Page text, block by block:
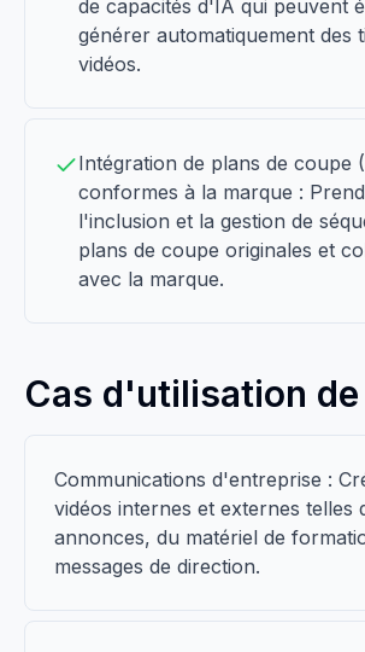
de capacités d'IA qui peuvent
générer automatiquement des
vidéos.
Intégration de plans de coupe
conformes à la marque :
l'inclusion et la gestion de
plans de coupe originales et
avec la marque.
Cas d'utilisation
Communications d'entreprise :
vidéos internes et externes telles
annonces, du matériel de
messages de direction.